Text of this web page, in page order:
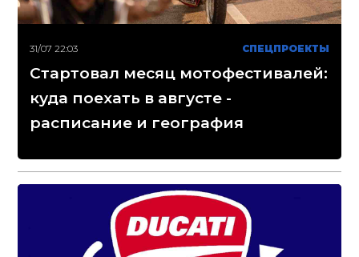
31/07 22:03 СПЕЦПРОЕКТЫ
Стартовал месяц мотофестивалей:
куда поехать в августе -
расписание и география